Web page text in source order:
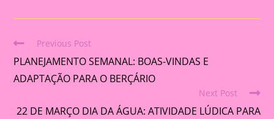
Read
more
articles
Previous Post
PLANEJAMENTO SEMANAL: BOAS-VINDAS E
ADAPTAÇÃO PARA O BERÇÁRIO
Next Post
22 DE MARÇO DIA DA ÁGUA: ATIVIDADE LÚDICA PARA